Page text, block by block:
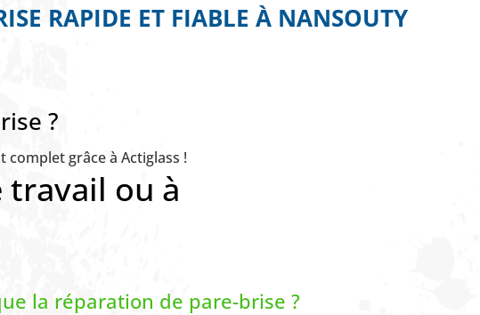
RAPIDE ET FIABLE À NANSOUTY
?
grâce à Actiglass !
ou à
la réparation de pare-brise ?